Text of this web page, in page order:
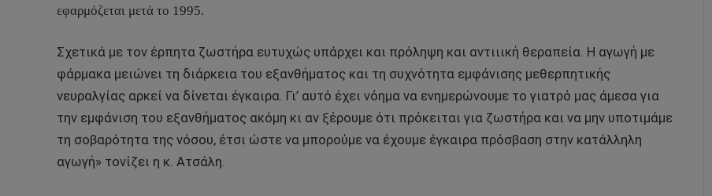
εφαρμόζεται μετά το 1995.
Σχετικά με τον έρπητα ζωστήρα ευτυχώς υπάρχει και πρόληψη και αντιιική θεραπεία. Η αγωγή με
φάρμακα μειώνει τη διάρκεια του εξανθήματος και τη συχνότητα εμφάνισης μεθερπητικής
νευραλγίας αρκεί να δίνεται έγκαιρα. Γι’ αυτό έχει νόημα να ενημερώνουμε το γιατρό μας άμεσα για
την εμφάνιση του εξανθήματος ακόμη κι αν ξέρουμε ότι πρόκειται για ζωστήρα και να μην υποτιμάμε
τη σοβαρότητα της νόσου, έτσι ώστε να μπορούμε να έχουμε έγκαιρα πρόσβαση στην κατάλληλη
αγωγή» τονίζει η κ. Ατσάλη.